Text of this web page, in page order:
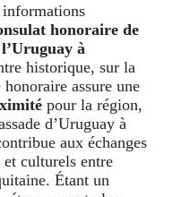
honoraire de
à
historique, sur la
assure une
pour la région,
d’Uruguay à
aux échanges
culturels entre
Étant un